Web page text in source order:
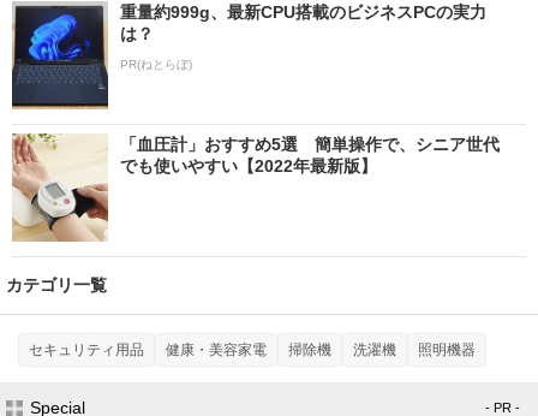
重量約999g、最新CPU搭載のビジネスPCの実力
は？
PR(ねとらぼ)
「血圧計」おすすめ5選 簡単操作で、シニア世代
でも使いやすい【2022年最新版】
カテゴリ一覧
セキュリティ用品 健康・美容家電 掃除機 洗濯機 照明機器
Special - PR -